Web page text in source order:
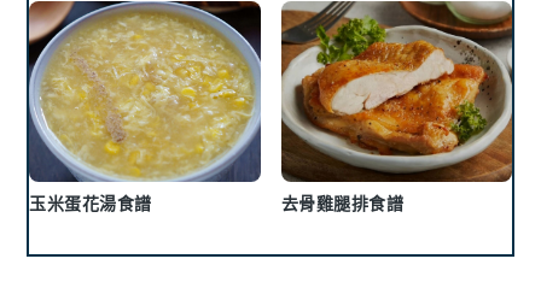
玉米蛋花湯食譜 去骨雞腿排食譜